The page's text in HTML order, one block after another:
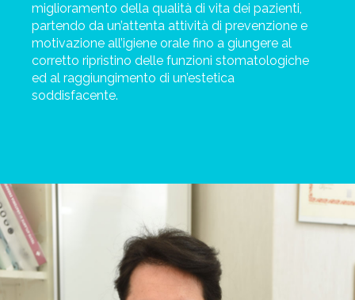
miglioramento della qualità di vita dei pazienti,
partendo da un’attenta attività di prevenzione e
motivazione all’igiene orale fino a giungere al
corretto ripristino delle funzioni stomatologiche
ed al raggiungimento di un’estetica
soddisfacente.